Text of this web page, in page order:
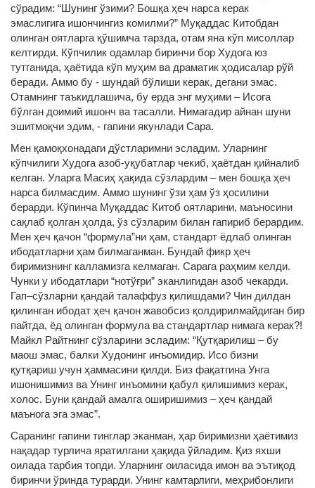
сўрадим: “Шунинг ўзими? Бошқа ҳеч нарса керак
эмаслигига ишончингиз комилми?” Муқаддас Китобдан
олинган оятларга қўшимча тарзда, отам яна кўп мисоллар
келтирди. Кўпчилик одамлар биринчи бор Худога юз
тутганида, ҳаётида кўп муҳим ва драматик ҳодисалар рўй
беради. Аммо бу - шундай бўлиши керак, дегани эмас.
Отамнинг таъкидлашича, бу ерда энг муҳими – Исога
бўлган доимий ишонч ва тасалли. Нимагадир айнан шуни
эшитмоқчи эдим, - гапини якунлади Сара.
Мен қамоқхонадаги дўстларимни эсладим. Уларнинг
кўпчилиги Худога азоб-уқубатлар чекиб, ҳаётдан қийналиб
келган. Уларга Масиҳ ҳақида сўзлардим – мен бошқа ҳеч
нарса билмасдим. Аммо шунинг ўзи ҳам ўз ҳосилини
берарди. Кўпинча Муқаддас Китоб оятларини, маъносини
сақлаб қолган ҳолда, ўз сўзларим билан гапириб берардим.
Мен ҳеч қачон “формула”ни ҳам, стандарт ёдлаб олинган
ибодатларни ҳам билмаганман. Бундай фикр ҳеч
биримизнинг калламизга келмаган. Сарага раҳмим келди.
Чунки у ибодатлари “нотўғри” эканлигидан азоб чекарди.
Гап–сўзларни қандай талаффуз қилишдами? Чин дилдан
қилинган ибодат ҳеч қачон жавобсиз қолдирилмайдиган бир
пайтда, ёд олинган формула ва стандартлар нимага керак?!
Майкл Райтнинг сўзларини эсладим: “Қутқарилиш – бу
маош эмас, балки Худонинг инъомидир. Исо бизни
қутқариш учун ҳаммасини қилди. Биз фақатгина Унга
ишонишимиз ва Унинг инъомини қабул қилишимиз керак,
холос. Буни қандай амалга оширишимиз – ҳеч қандай
маънога эга эмас”.
Саранинг гапини тинглар эканман, ҳар биримизни ҳаётимиз
нақадар турлича яратилгани ҳақида ўйладим. Қиз яхши
оилада тарбия топди. Уларнинг оиласида имон ва эътиқод
биринчи ўринда турарди. Унинг камтарлиги, меҳрибонлиги